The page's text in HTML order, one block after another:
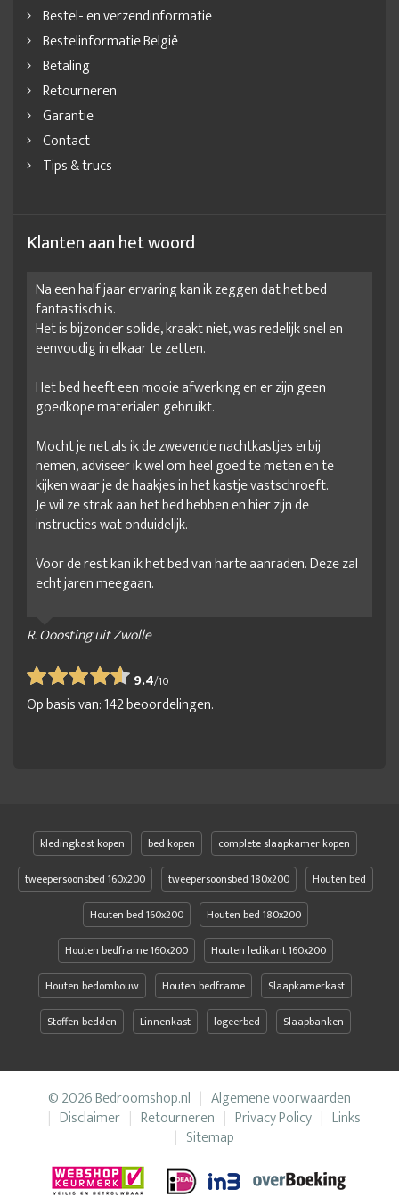
Kledingkast met verlichting
Kledingkast online bestellen
Kledingkast samenstellen
kledingkast tienerkamer
kledingkasten outlet
Kleerkast met spiegel
kleerkasten online kopen
klerenkast aanbieding
klerenkast kopen
klerenkast met spiegel
legkast kleding
leuke kledingkast
linnenkast
Linnenkast kopen
Linnenkast met legplanken
Linnenkast op maat
Linnenkast slaapkamer
luxe kledingkast
Luxe kledingkast op maat
moderne kledingkast
mooie kledingkast
online kledingkast
Ontwerp je eigen kledingkast
Praktische kledingkast
Romantische kledingkast
ruime kledingkast
slaapkamer kast
Stevige kledingkast
Bestel- en verzendinformatie
Bestelinformatie België
Betaling
Retourneren
Garantie
Contact
Tips & trucs
Klanten aan het woord
Na een half jaar ervaring kan ik zeggen dat het bed
fantastisch is.
Het is bijzonder solide, kraakt niet, was redelijk snel en
eenvoudig in elkaar te zetten.
Het bed heeft een mooie afwerking en er zijn geen
goedkope materialen gebruikt.
Mocht je net als ik de zwevende nachtkastjes erbij
nemen, adviseer ik wel om heel goed te meten en te
kijken waar je de haakjes in het kastje vastschroeft.
Je wil ze strak aan het bed hebben en hier zijn de
instructies wat onduidelijk.
Voor de rest kan ik het bed van harte aanraden. Deze zal
echt jaren meegaan.
R. Ooosting uit Zwolle
9.4/10
Op basis van:142beoordelingen.
kledingkast kopen bed kopen
complete slaapkamer kopen
tweepersoonsbed 160x200
tweepersoonsbed 180x200
Houten bed
Houten bed 160x200
Houten bed 180x200
Houten bedframe 160x200
Houten ledikant 160x200
Houten bedombouw
Houten bedframe
Slaapkamerkast
Stoffen bedden
Linnenkast logeerbed Slaapbanken
© 2026 Bedroomshop.nl
Algemene voorwaarden
Disclaimer
Retourneren Privacy Policy
Links
Sitemap